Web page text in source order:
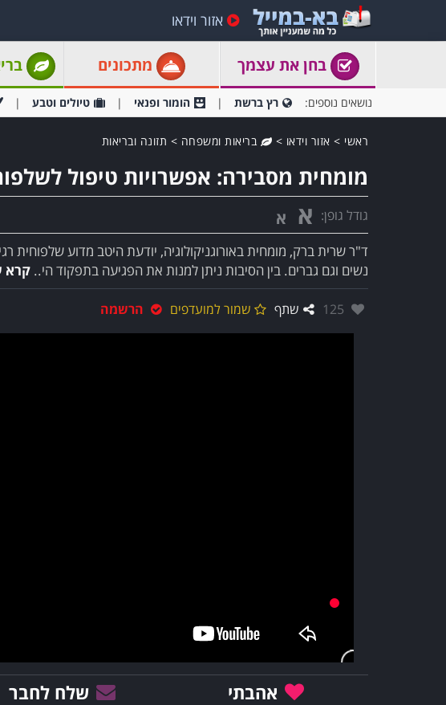
אזור וידאו
בחן את עצמך מתכונים
נושאים נוספים: רץ ברשת הומור ופנאי טיולים וטבע
ראשי > אזור וידאו > בריאות ומשפחה > תזונה ובריאות
מומחית מסבירה: אפשרויות טיפול
גודל גופן: א א
ד"ר שרית ברק, מומחית באורוגניקולוגיה, יודעת היטב מדוע שלפוחית
נשים וגם גברים. בין הסיבות ניתן למנות את הפגיעה בתפקוד הי.. קרא
אהבו:
125 שתף שמור למועדפים הרשמה
אהבתי שלח לחבר